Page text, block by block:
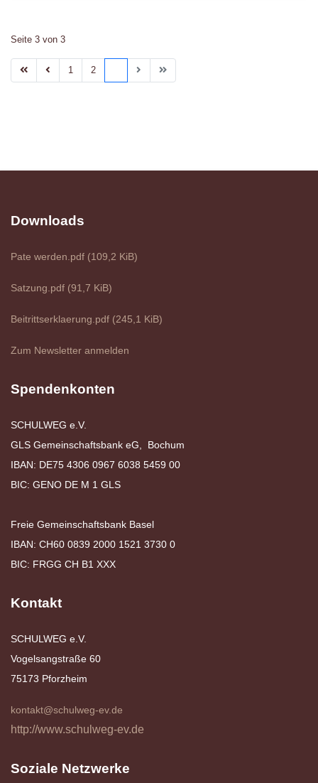
Seite 3 von 3
1 2
Downloads
Pate werden.pdf (109,2 KiB)
Satzung.pdf (91,7 KiB)
Beitrittserklaerung.pdf (245,1 KiB)
Zum Newsletter anmelden
Spendenkonten
SCHULWEG e.V.
GLS Gemeinschaftsbank eG, Bochum
IBAN: DE75 4306 0967 6038 5459 00
BIC: GENO DE M 1 GLS
Freie Gemeinschaftsbank Basel
IBAN: CH60 0839 2000 1521 3730 0
BIC: FRGG CH B1 XXX
Kontakt
SCHULWEG e.V.
Vogelsangstraße 60
75173 Pforzheim
kontakt@schulweg-ev.de
http://www.schulweg-ev.de
Soziale Netzwerke